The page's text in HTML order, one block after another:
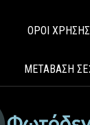
ΟΡΟΙ ΧΡΗΣΗΣ
ΜΕΤΑΒΑΣΗ ΣΕ